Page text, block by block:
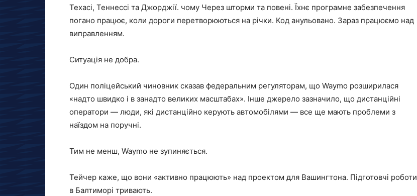
Техасі, Теннессі та Джорджії. чому Через шторми та повені. Їхнє програмне забезпечення
погано працює, коли дороги перетворюються на річки. Код анульовано. Зараз працюємо над
виправленням.
Ситуація не добра.
Один поліцейський чиновник сказав федеральним регуляторам, що Waymo розширилася
«надто швидко і в занадто великих масштабах». Інше джерело зазначило, що дистанційні
оператори — люди, які дистанційно керують автомобілями — все ще мають проблеми з
наїздом на поручні.
Тим не менш, Waymo не зупиняється.
Тейчер каже, що вони «активно працюють» над проектом для Вашингтона. Підготовчі роботи
в Балтиморі тривають.